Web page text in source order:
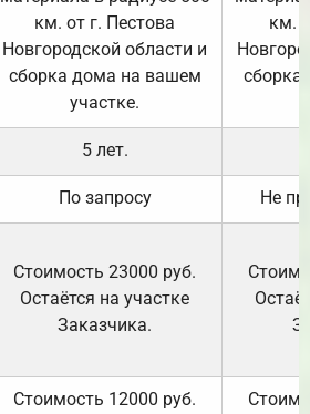
км. от г. Пестова
Новгородской области и
сборка дома на вашем
участке.
км.
5 лет.
По запросу Не
Стоимость 23000 руб.
Остаётся на участке
Заказчика.
Стоимость 12000 руб.